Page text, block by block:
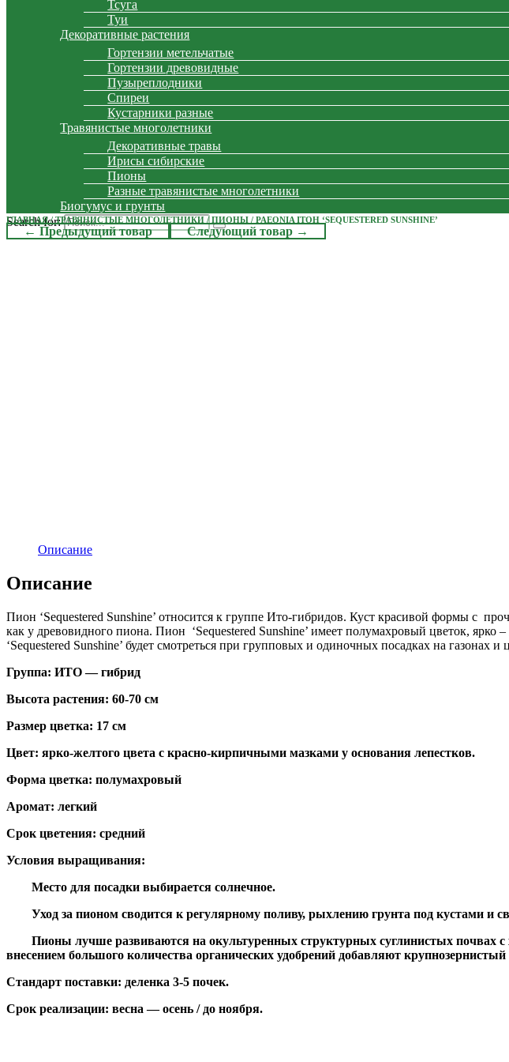
Тсуга
Туи
Декоративные растения
Гортензии метельчатые
Гортензии древовидные
Пузыреплодники
Спиреи
Кустарники разные
Травянистые многолетники
Декоративные травы
Ирисы сибирские
Пионы
Разные травянистые многолетники
Биогумус и грунты
Search for:
ГЛАВНАЯ/ТРАВЯНИСТЫЕ МНОГОЛЕТНИКИ / ПИОНЫ / PAEONIA ITOH ‘SEQUESTERED SUNSHINE’
← Предыдущий товар Следующий товар →
Описание
Описание
Пион ‘Sequestered Sunshine’ относится к группе Ито-гибридов. Куст красивой формы с
как у древовидного пиона. Пион ‘Sequestered Sunshine’ имеет полумахровый цветок,
‘Sequestered Sunshine’ будет смотреться при групповых и одиночных посадках на газонах и
Группа: ИТО — гибрид
Высота растения: 60-70 см
Размер цветка: 17 см
Цвет: ярко-желтого цвета с красно-кирпичными мазками у основания лепестков.
Форма цветка: полумахровый
Аромат: легкий
Срок цветения: средний
Условия выращивания:
Место для посадки выбирается солнечное.
Уход за пионом сводится к регулярному поливу, рыхлению грунта под кустами и
Пионы лучше развиваются на окультуренных структурных суглинистых почвах с
внесением большого количества органических удобрений добавляют
Стандарт поставки: деленка 3-5 почек.
Срок реализации: весна — осень / до ноября.